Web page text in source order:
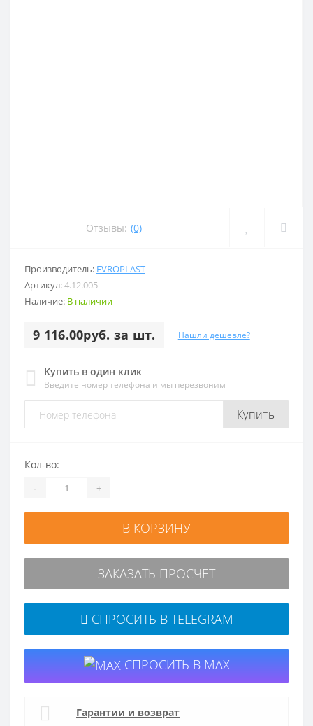
Отзывы: (0)
Производитель: EVROPLAST
Артикул:4.12.005
Наличие: В наличии
9 116.00руб. за шт. Нашли дешевле?
Купить в один клик
Введите номер телефона и мы перезвоним
Купить
Кол-во:
- +
В КОРЗИНУ
ЗАКАЗАТЬ ПРОСЧЕТ
СПРОСИТЬ В TELEGRAM
СПРОСИТЬ В MAX
Гарантии и возврат